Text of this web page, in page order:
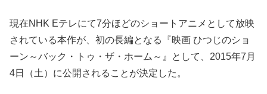
現在NHK Eテレにて7分ほどのショートアニメとして放映
されている本作が、初の長編となる『映画 ひつじのショ
ーン～バック・トゥ・ザ・ホーム～』として、2015年7月
4日（土）に公開されることが決定した。